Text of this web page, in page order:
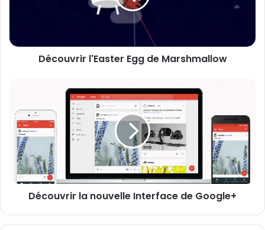
Découvrir l'Easter Egg de Marshmallow
nouvelle
Interface
de
Google+
Découvrir la nouvelle Interface de Google+